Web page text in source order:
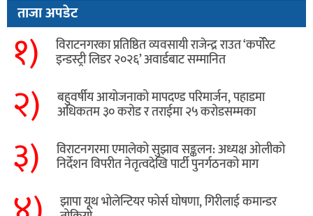
ताजा अपडेट
१) विराटनगरका प्रतिष्ठित व्यवसायी राजेन्द्र राउत ‘कर्पोरेट
इन्डस्ट्री लिडर २०२६’ अवार्डबाट सम्मानित
२) बहुवर्षीय आयोजनाको मापदण्ड परिमार्जन, पहाडमा
अधिकतम ३० करोड र तराईमा २५ करोडसम्मका
३) विराटनगरमा एमालेको सुझाव सङ्कलन: अध्यक्ष ओलीको
निर्देशन विपरीत नेतृत्वदेखि पार्टी पुनर्गठनको माग
झापा यूथ भोलेन्टियर फोर्स घोषणा, गिरीलाई कमान्डर